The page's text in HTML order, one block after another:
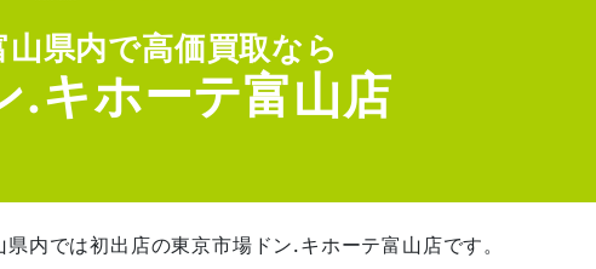
山県内で高価買取なら
.キホーテ富山店
内では初出店の東京市場ドン.キホーテ富山店です。